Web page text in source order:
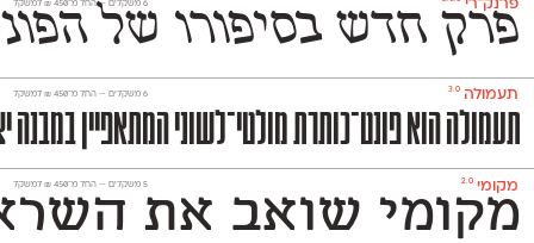
פרנק־רי ‫6 משקלים — החל מ־450
₪למשקל
פרק חדש בסיפורו של הפונט העברי שעיצב באופן
תעמולה 3.0 ‫6 משקלים — החל מ־ 450
₪למשקל
תעמולה הוא פונט־כותרת מולטי־לשוני המתאפיין
מקומי 2.0 ‫5 משקלים — החל מ־ 450
₪למשקל
מקומי שואב את